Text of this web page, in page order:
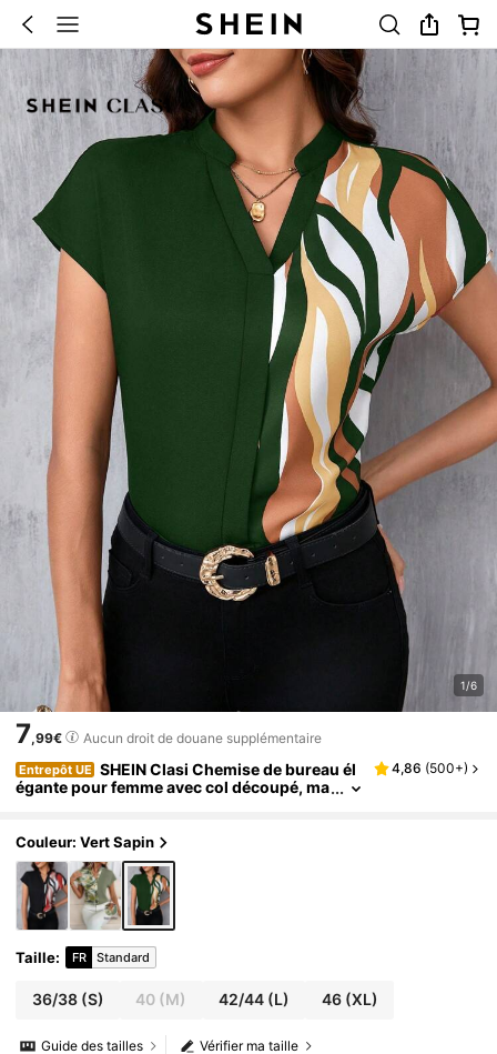
1/6
7,99€ Aucun droit de douane supplémentaire
Entrepôt UE SHEIN Clasi Chemise de bureau él
égante pour femme avec col découpé, ma
4,86 (500+)
Couleur: Vert Sapin
Taille: FR Standard
36/38(S) 40 (M) 42/44(L) 46(XL)
Vérifier ma taille
Guide des tailles